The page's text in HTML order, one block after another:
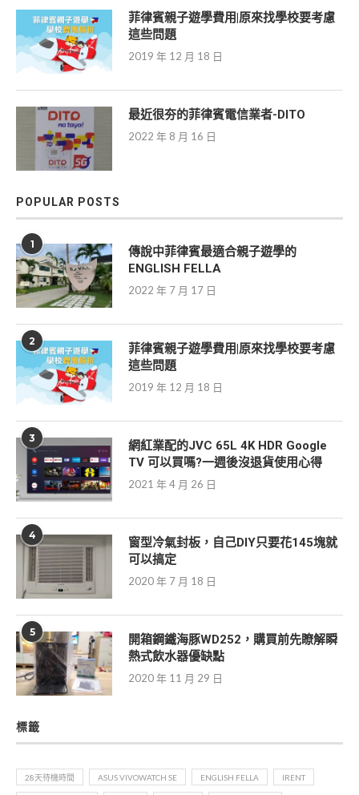
菲律賓親子遊學費用|原來找學校要考慮
這些問題
2019 年 12 月 18 日
最近很夯的菲律賓電信業者-DITO
2022 年 8 月 16 日
POPULAR POSTS
1
傳說中菲律賓最適合親子遊學的
ENGLISH FELLA
2022 年 7 月 17 日
2
菲律賓親子遊學費用|原來找學校要考慮
這些問題
2019 年 12 月 18 日
3
網紅業配的JVC 65L 4K HDR Google
TV 可以買嗎?一週後沒退貨使用心得
2021 年 4 月 26 日
4
窗型冷氣封板，自己DIY只要花145塊就
可以搞定
2020 年 7 月 18 日
5
開箱鋼鐵海豚WD252，購買前先瞭解瞬
熱式飲水器優缺點
2020 年 11 月 29 日
標籤
28天待機時間 ASUS VIVOWATCH SE ENGLISH FELLA IRENT